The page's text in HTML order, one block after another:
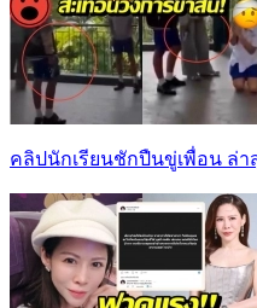
คลิปนักเรียนชักปืนขู่เพื่อน ล่